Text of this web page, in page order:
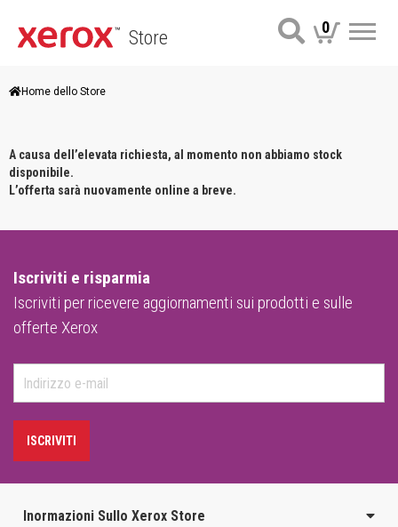
Store 0
Home dello Store
A causa dell’elevata richiesta, al momento non abbiamo stock
disponibile.
L’offerta sarà nuovamente online a breve.
Iscriviti e risparmia
Iscriviti per ricevere aggiornamenti sui prodotti e sulle
offerte Xerox
ISCRIVITI
Inormazioni Sullo Xerox Store